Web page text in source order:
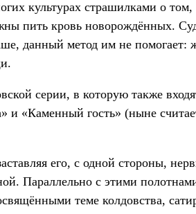
культурах страшилками о том,
пить кровь новорождённых.
данный метод им не
серии, в которую также
и «Каменный гость» (ныне
его, с одной стороны,
Параллельно с этими
теме колдовства,